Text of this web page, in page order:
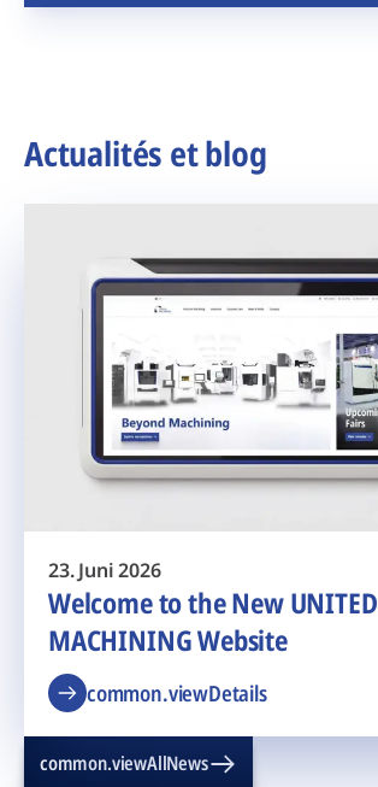
Actualités et blog
23. Juni 2026
Welcome to the New UNITED
MACHINING Website
common.viewDetails
common.viewAllNews